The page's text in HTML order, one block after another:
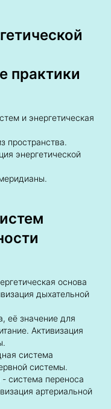
практики
и энергетическая
пространства.
энергетической
основа
дыхательной
её значение для
Активизация
система
системы.
система переноса
артериальной